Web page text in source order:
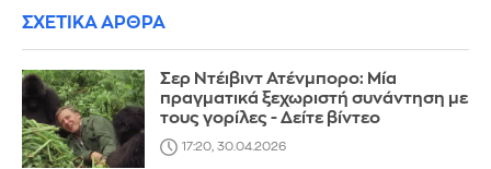
ΣΧΕΤΙΚΑ ΑΡΘΡΑ
Σερ Ντέιβιντ Ατένμπορο: Μία
πραγματικά ξεχωριστή συνάντηση με
τους γορίλες - Δείτε βίντεο
17:20, 30.04.2026